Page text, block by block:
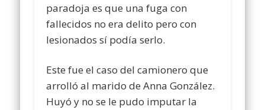
paradoja es que una fuga con
fallecidos no era delito pero con
lesionados sí podía serlo.
Este fue el caso del camionero que
arrolló al marido de Anna González.
Huyó y no se le pudo imputar la